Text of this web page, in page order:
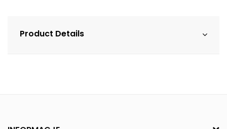
Product Details